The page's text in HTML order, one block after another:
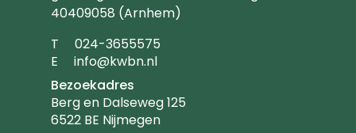
40409058 (Arnhem)
T Telefoonnummer
024-3655575
E Emailadres
info@kwbn.nl
Bezoekadres
Berg en Dalseweg 125
6522 BE Nijmegen